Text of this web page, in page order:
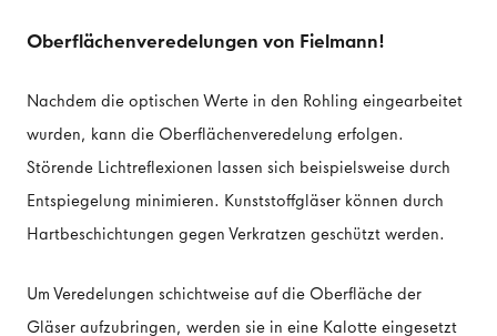
Oberflächenveredelungen von Fielmann!
Nachdem die optischen Werte in den Rohling eingearbeitet
wurden, kann die Oberflächenveredelung erfolgen.
Störende Lichtreflexionen lassen sich beispielsweise durch
Entspiegelung minimieren. Kunststoffgläser können durch
Hartbeschichtungen gegen Verkratzen geschützt werden.
Um Veredelungen schichtweise auf die Oberfläche der
Gläser aufzubringen, werden sie in eine Kalotte eingesetzt